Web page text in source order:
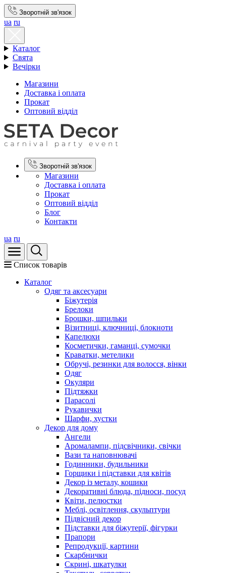
Зворотній зв'язок
ua ru
Каталог
Свята
Вечірки
Магазини
Доставка і оплата
Прокат
Оптовий відділ
Зворотній зв'язок
Магазини
Доставка і оплата
Прокат
Оптовий відділ
Блог
Контакти
ua ru
Список товарів
Каталог
Oдяг та аксесуари
Біжутерія
Брелоки
Брошки, шпильки
Візитниці, ключниці, блокноти
Капелюхи
Косметички, гаманці, сумочки
Краватки, метелики
Обручі, резинки для волосся, вінки
Одяг
Окуляри
Підтяжки
Парасолі
Рукавички
Шарфи, хустки
Декор для дому
Ангели
Аромалампи, підсвічники, свічки
Вази та наповнювачі
Годинники, будильники
Горщики і підставки для квітів
Декор із металу, кошики
Декоративні блюда, підноси, посуд
Квіти, пелюстки
Меблі, освітлення, скульптури
Підвісний декор
Підставки для біжутерії, фігурки
Прапори
Репродукції, картини
Скарбнички
Скрині, шкатулки